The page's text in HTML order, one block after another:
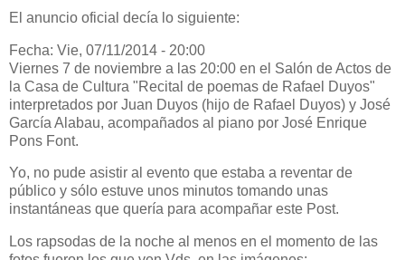
El anuncio oficial decía lo siguiente:
Fecha: Vie, 07/11/2014 - 20:00
Viernes 7 de noviembre a las 20:00 en el Salón de Actos de
la Casa de Cultura "Recital de poemas de Rafael Duyos"
interpretados por Juan Duyos (hijo de Rafael Duyos) y José
García Alabau, acompañados al piano por José Enrique
Pons Font.
Yo, no pude asistir al evento que estaba a reventar de
público y sólo estuve unos minutos tomando unas
instantáneas que quería para acompañar este Post.
Los rapsodas de la noche al menos en el momento de las